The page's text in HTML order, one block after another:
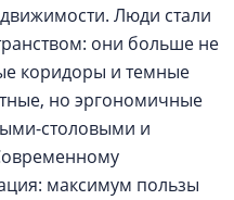
Люди стали
они больше не
коридоры и темные
но эргономичные
столовыми и
максимум пользы